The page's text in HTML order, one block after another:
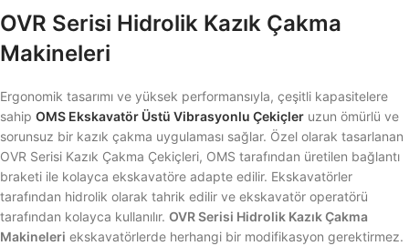
OVR Serisi Hidrolik Kazık Çakma
Makineleri
Ergonomik tasarımı ve yüksek performansıyla, çeşitli kapasitelere
sahip OMS Ekskavatör Üstü Vibrasyonlu Çekiçler uzun ömürlü ve
sorunsuz bir kazık çakma uygulaması sağlar. Özel olarak tasarlanan
OVR Serisi Kazık Çakma Çekiçleri, OMS tarafından üretilen bağlantı
braketi ile kolayca ekskavatöre adapte edilir. Ekskavatörler
tarafından hidrolik olarak tahrik edilir ve ekskavatör operatörü
tarafından kolayca kullanılır. OVR Serisi Hidrolik Kazık Çakma
Makineleri ekskavatörlerde herhangi bir modifikasyon gerektirmez.